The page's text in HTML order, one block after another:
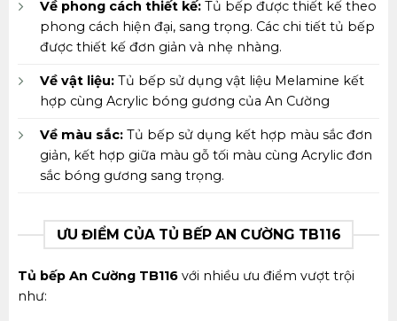
Về phong cách thiết kế:Tủ bếp được thiết kế theo
phong cách hiện đại, sang trọng. Các chi tiết tủ bếp
được thiết kế đơn giản và nhẹ nhàng.
Về vật liệu:Tủ bếp sử dụng vật liệu Melamine kết
hợp cùng Acrylic bóng gương của An Cường
Về màu sắc:Tủ bếp sử dụng kết hợp màu sắc đơn
giản, kết hợp giữa màu gỗ tối màu cùng Acrylic đơn
sắc bóng gương sang trọng.
ƯU ĐIỂM CỦA TỦ BẾP AN CƯỜNG TB116
Tủ bếp An Cường TB116với nhiều ưu điểm vượt trội
như: